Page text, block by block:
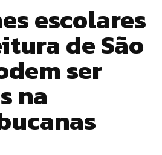
escolares
de São
ser
na